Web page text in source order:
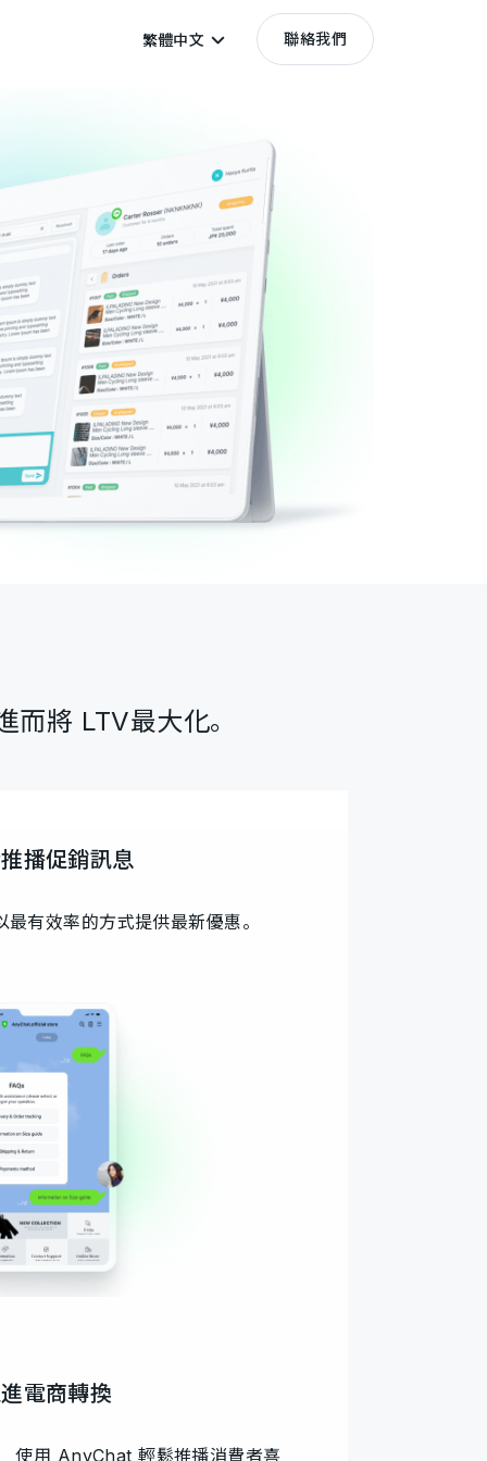
繁體中文 聯絡我們
將 LTV最大化。
播促銷訊息
有效率的方式提供最新優惠。
電商轉換
使用 AnyChat 輕鬆推播消費者喜